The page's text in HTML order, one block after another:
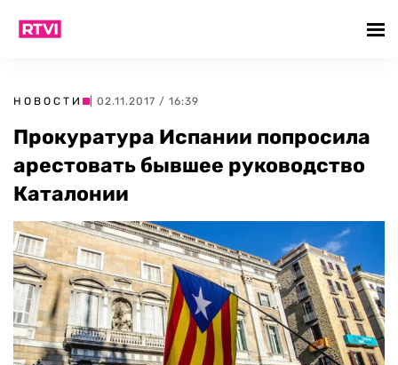
НОВОСТИ | 02.11.2017 / 16:39
Прокуратура Испании попросила
арестовать бывшее руководство
Каталонии